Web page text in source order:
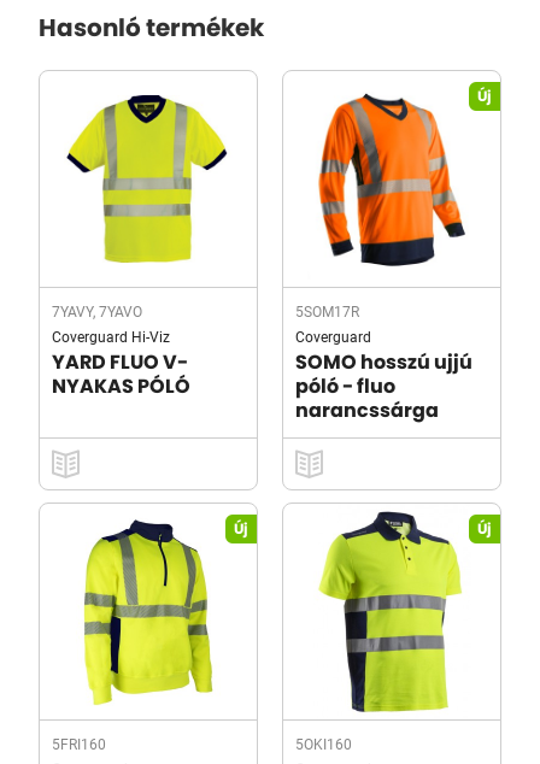
Hasonló termékek
7YAVY, 7YAVO
Coverguard Hi-Viz
YARD FLUO V-
NYAKAS PÓLÓ
Új
5SOM17R
Coverguard
SOMO hosszú ujjú
póló - fluo
narancssárga
Új
5FRI160
Új
5OKI160